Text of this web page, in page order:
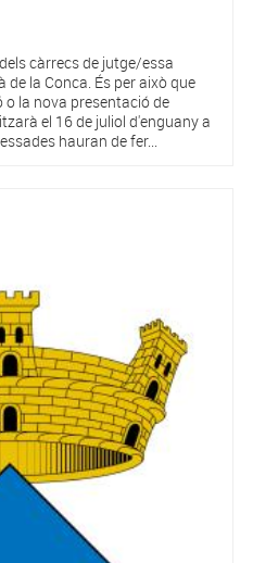
càrrecs de jutge/essa
la Conca. És per això que
o la nova presentació de
el 16 de juliol d'enguany a
hauran de fer...